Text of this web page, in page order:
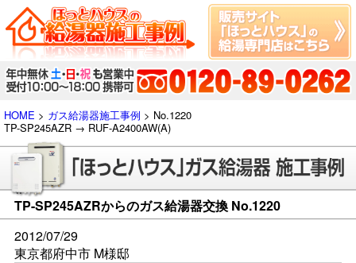
HOME > ガス給湯器施工事例 > No.1220
TP-SP245AZR → RUF-A2400AW(A)
TP-SP245AZRからのガス給湯器交換 No.1220
2012/07/29
東京都府中市 M様邸